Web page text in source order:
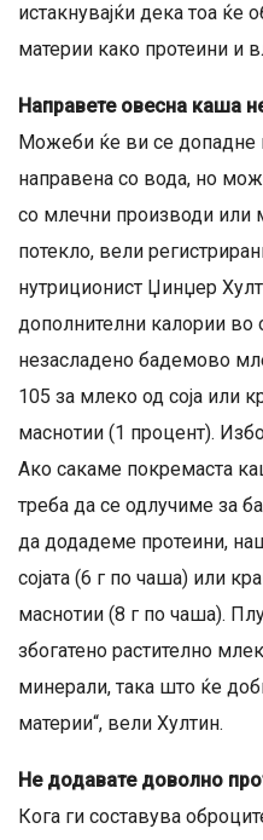
истакнувајќи дека тоа ќе
материи како протеини и
Направете овесна каша
Можеби ќе ви се допадне
направена со вода, но
со млечни производи или
потекло, вели
нутриционист Џинџер
дополнителни калории во
незасладено бадемово
105 за млеко од соја или
маснотии (1 процент).
Ако сакаме покремаста
треба да се одлучиме за
да додадеме протеини,
сојата (6 г по чаша) или
маснотии (8 г по чаша).
збогатено растително
минерали, така што ќе
материи“, вели Хултин.
Не додавате доволно
Кога ги составува